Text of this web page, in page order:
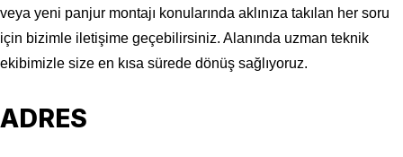
veya yeni panjur montajı konularında aklınıza takılan her soru
için bizimle iletişime geçebilirsiniz. Alanında uzman teknik
ekibimizle size en kısa sürede dönüş sağlıyoruz.
ADRES